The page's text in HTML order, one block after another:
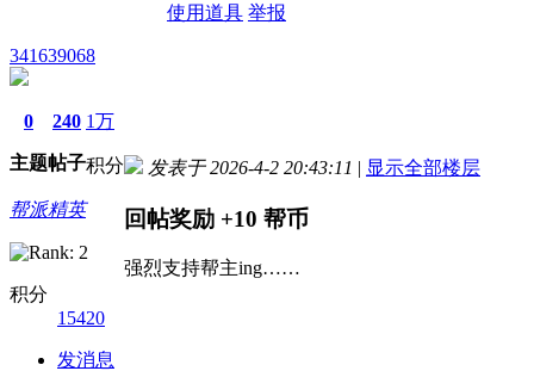
使用道具 举报
341639068
0
主题
240
帖子
1万
积分
帮派精英
积分
15420
发消息
发表于 2026-4-2 20:43:11 | 显示全部楼层
回帖奖励 +10 帮币
强烈支持帮主ing……